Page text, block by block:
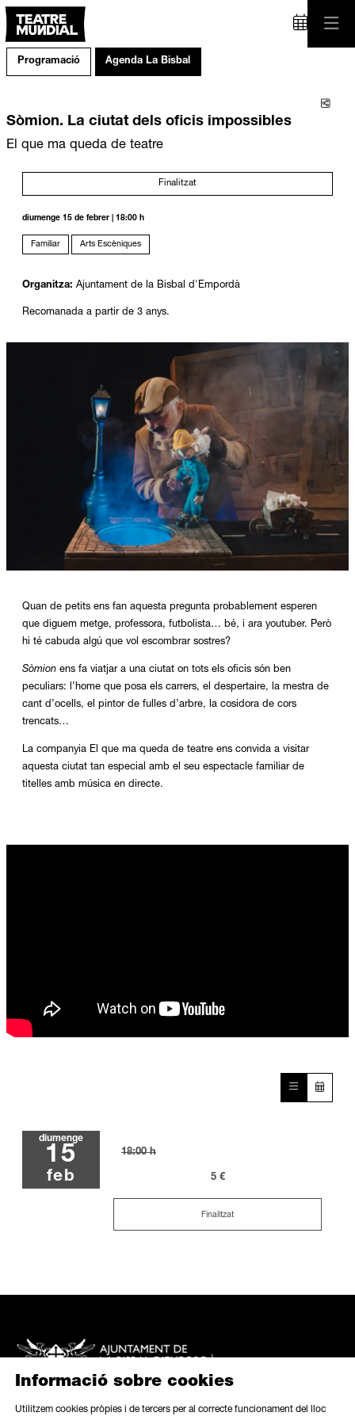
Programació Agenda La Bisbal
Sòmion. La ciutat dels oficis impossibles
El que ma queda de teatre
Finalitzat
diumenge 15 de febrer 18:00 h
Familiar Arts Escèniques
Organitza: Ajuntament de la Bisbal d'Empordà
Recomanada a partir de 3 anys.
Quan de petits ens fan aquesta pregunta probablement esperen
que diguem metge, professora, futbolista… bé, i ara youtuber. Però
hi té cabuda algú que vol escombrar sostres?
Sòmion ens fa viatjar a una ciutat on tots els oficis són ben
peculiars: l’home que posa els carrers, el despertaire, la mestra de
cant d’ocells, el pintor de fulles d’arbre, la cosidora de cors
trencats…
La companyia El que ma queda de teatre ens convida a visitar
aquesta ciutat tan especial amb el seu espectacle familiar de
titelles amb música en directe.
diumenge
15
feb
18:00 h
5 €
Finalitzat
Informació sobre cookies
Utilitzem cookies pròpies i de tercers per al correcte funcionament del lloc